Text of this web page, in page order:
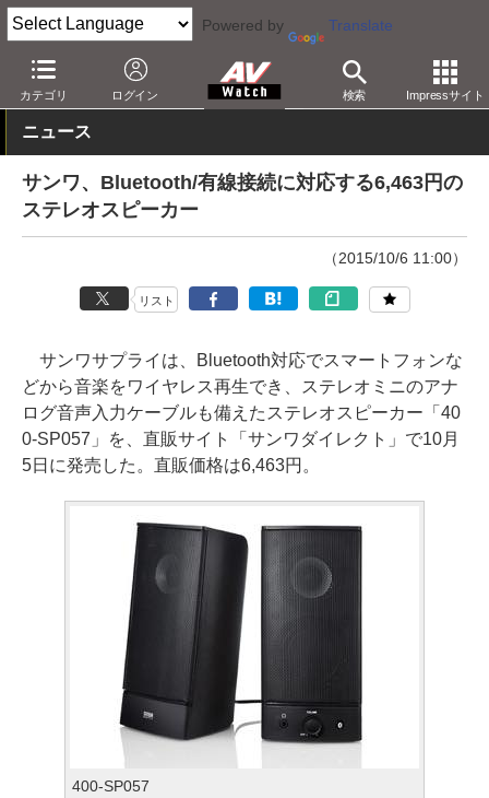
Powered by Translate
カテゴリ ログイン 検索 Impressサイト
AV Watch 製品 Bluetoothスピーカー
ニュース
サンワ、Bluetooth/有線接続に対応する6,463円の
ステレオスピーカー
（2015/10/6 11:00）
リスト
サンワサプライは、Bluetooth対応でスマートフォンな
どから音楽をワイヤレス再生でき、ステレオミニのアナ
ログ音声入力ケーブルも備えたステレオスピーカー「40
0-SP057」を、直販サイト「サンワダイレクト」で10月
5日に発売した。直販価格は6,463円。
400-SP057